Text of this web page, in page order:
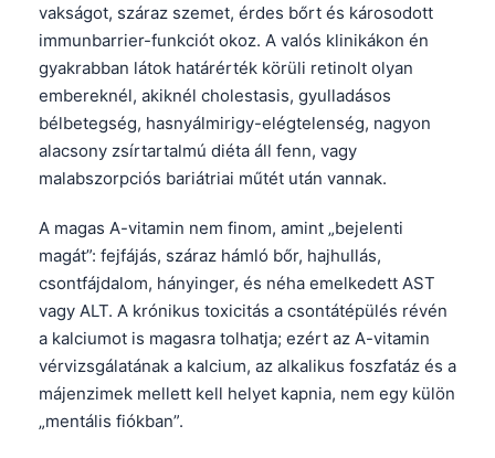
vakságot, száraz szemet, érdes bőrt és károsodott
immunbarrier-funkciót okoz. A valós klinikákon én
gyakrabban látok határérték körüli retinolt olyan
embereknél, akiknél cholestasis, gyulladásos
bélbetegség, hasnyálmirigy-elégtelenség, nagyon
alacsony zsírtartalmú diéta áll fenn, vagy
malabszorpciós bariátriai műtét után vannak.
A magas A-vitamin nem finom, amint „bejelenti
magát”: fejfájás, száraz hámló bőr, hajhullás,
csontfájdalom, hányinger, és néha emelkedett AST
vagy ALT. A krónikus toxicitás a csontátépülés révén
a kalciumot is magasra tolhatja; ezért az A-vitamin
vérvizsgálatának a kalcium, az alkalikus foszfatáz és a
májenzimek mellett kell helyet kapnia, nem egy külön
„mentális fiókban”.